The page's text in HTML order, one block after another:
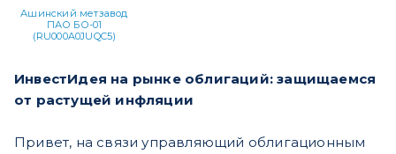
Ашинский метзавод
ПАО БО-01
(RU000A0JUQC5)
ИнвестИдея на рынке облигаций: защищаемся
от растущей инфляции
Привет, на связи управляющий облигационным